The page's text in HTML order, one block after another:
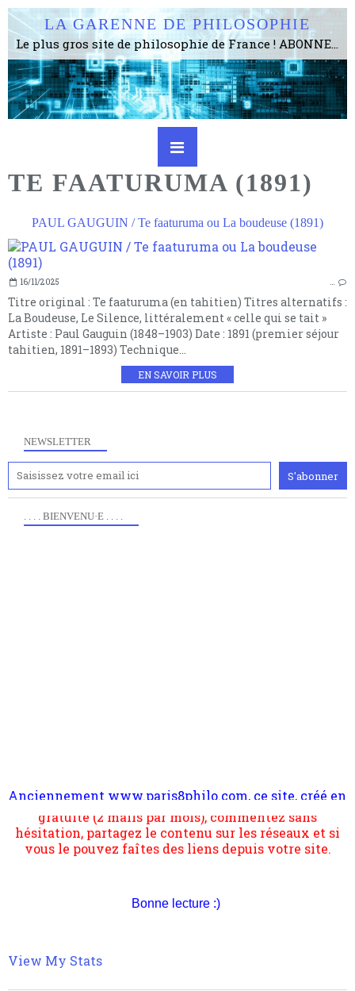
LA GARENNE DE PHILOSOPHIE
Le plus gros site de philosophie de France ! ABONNEZ-VOUS ! 4115 Articles, 1634 abonné·e·s, depuis 2006 . . . . . . . . 2 852 214 pages vues jusqu'à présent. Prestance et être apte à un plus grand nombre de choses.
TE FAATURUMA (1891)
PAUL GAUGUIN / Te faaturuma ou La boudeuse (1891)
16/11/2025 …
Titre original : Te faaturuma (en tahitien) Titres alternatifs :
La Boudeuse, Le Silence, littéralement « celle qui se tait »
Artiste : Paul Gauguin (1848–1903) Date : 1891 (premier séjour
tahitien, 1891–1893) Technique...
EN SAVOIR PLUS
NEWSLETTER
. . . . BIENVENU·E . . . .
2006 lors du mouvement anti-CPE, a rendu compte de
s'occupe plus largement de rendre compte d'une
transformation dans les paradigmes philosophiques
suivant la pensée du Dehors ou du Surpli, omme la
quantique, résolvant la plupart des impasses
multiples facteurs et échelles. Ce site contient des
articles pour être apte à un plus grand nombre de
gratuite (2 mails par mois), commentez sans
hésitation, partagez le contenu sur les réseaux et si
vous le pouvez faîtes des liens depuis votre site.
Bonne lecture :)
View My Stats